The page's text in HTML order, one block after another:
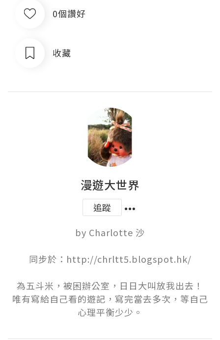
0個讚好
收藏
漫遊大世界
追蹤
by Charlotte 沙
同步於：http://chrltt5.blogspot.hk/
為五斗米，被困辦公室，日日大叫放我出去！
唯有寫給自己看的遊記，寫完當去多次，等自己